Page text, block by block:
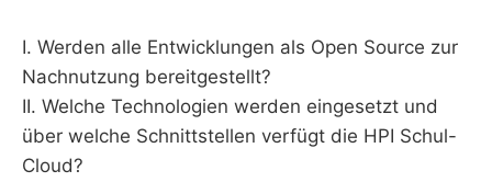
I. Werden alle Entwicklungen als Open Source zur
Nachnutzung bereitgestellt?
II. Welche Technologien werden eingesetzt und
über welche Schnittstellen verfügt die HPI Schul-
Cloud?